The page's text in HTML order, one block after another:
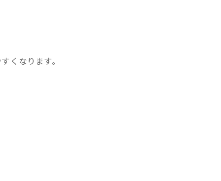
くなります。